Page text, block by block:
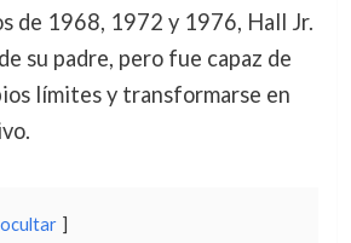
de 1968, 1972 y 1976, Hall Jr.
su padre, pero fue capaz de
límites y transformarse en
ocultar